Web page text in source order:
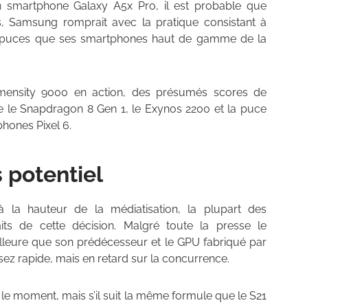
smartphone Galaxy A5x Pro, il est probable que
Samsung romprait avec la pratique consistant à
que ses smartphones haut de gamme de la
9000 en action, des présumés scores de
le Snapdragon 8 Gen 1, le Exynos 2200 et la puce
Pixel 6.
potentiel
la hauteur de la médiatisation, la plupart des
de cette décision. Malgré toute la presse le
que son prédécesseur et le GPU fabriqué par
rapide, mais en retard sur la concurrence.
moment, mais s’il suit la même formule que le S21